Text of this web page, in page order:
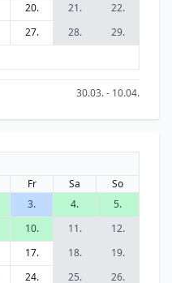
20. 21.
22.
27. 28.
29.
30.03. - 10.04.
Fr Sa
So
3. 4.
5.
10. 11.
12.
17. 18.
19.
24. 25.
26.